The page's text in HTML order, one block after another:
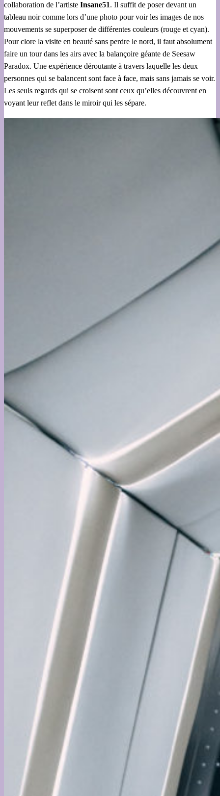
collaboration de l’artiste Insane51. Il suffit de poser devant un
tableau noir comme lors d’une photo pour voir les images de nos
mouvements se superposer de différentes couleurs (rouge et cyan).
Pour clore la visite en beauté sans perdre le nord, il faut absolument
faire un tour dans les airs avec la balançoire géante de Seesaw
Paradox. Une expérience déroutante à travers laquelle les deux
personnes qui se balancent sont face à face, mais sans jamais se voir.
Les seuls regards qui se croisent sont ceux qu’elles découvrent en
voyant leur reflet dans le miroir qui les sépare.